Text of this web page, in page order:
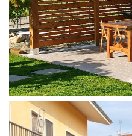
PERGOLA 4X4